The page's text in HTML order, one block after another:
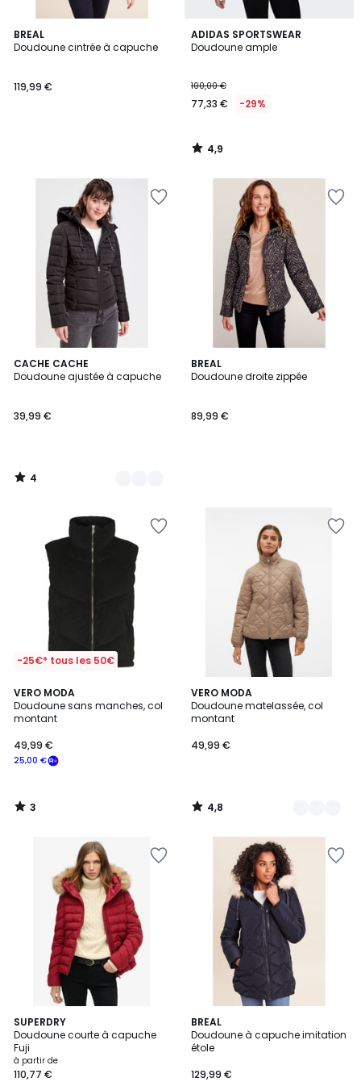
BREAL
Doudoune cintrée à capuche
119,99 €
ADIDAS SPORTSWEAR
Doudoune ample
100,00 €
77,33 € -29%
4,9
/ 5
4,9
/
CACHE CACHE
Doudoune ajustée à capuche
39,99 €
4
/
2
Couleurs
4
/
BREAL
Doudoune droite zippée
89,99 €
-25€* tous les 50€
VERO MODA
Doudoune sans manches, col
montant
25,00 €
49,99 €
3
/
5
3
/
VERO MODA
Doudoune matelassée, col
montant
49,99 €
4,8
/ 5
2
Couleurs
4,8
/
SUPERDRY
Doudoune courte à capuche
Fuji
à partir de
110,77 €
5
/
5
2
Couleurs
BREAL
Doudoune à capuche imitation
étole
129,99 €